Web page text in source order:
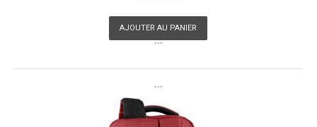
AJOUTER AU PANIER
```
```